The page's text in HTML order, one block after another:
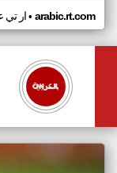
ار تي• arabic.rt.com